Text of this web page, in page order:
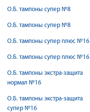
О.Б. тампоны супер №8
О.Б. тампоны супер №8
О.Б. тампоны супер плюс №16
О.Б. тампоны супер плюс №16
О.Б. тампоны экстра-защита
нормал №16
О.Б. тампоны экстра-защита
супер №16